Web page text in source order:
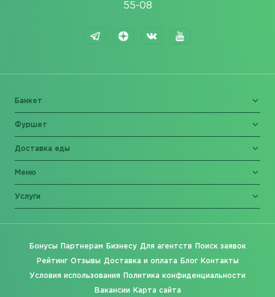
55-08
Банкет
Фуршет
Доставка еды
Меню
Услуги
Бонусы Партнерам Бизнесу Для агентств Поиск заявок
Рейтинг Отзывы Доставка и оплата Блог Контакты
Условия использования Политика конфиденциальности
Вакансии Карта сайта